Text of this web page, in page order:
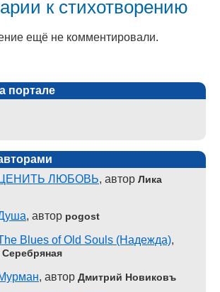
к стихотворению
ещё не комментировали.
портале
ЦЕНИТЬ ЛЮБОВЬ, автор Лика
, автор pogost
Blues of Old Souls (Надежда),
, автор Дмитрий Новиковъ